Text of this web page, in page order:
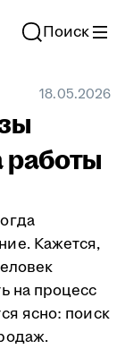
Поиск
18.05.2026
работы
Кажется,
на процесс
ясно: поиск